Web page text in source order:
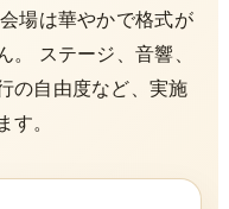
場は華やかで格式が
。 ステージ、音響、
の自由度など、実施
す。